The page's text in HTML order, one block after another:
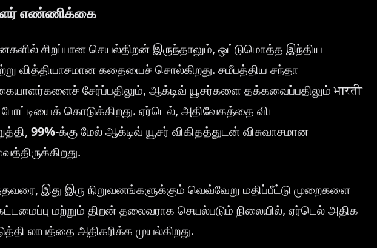
எண்ணிக்கை
சிறப்பான செயல்திறன் இருந்தாலும், ஒட்டுமொத்த இந்திய
வித்தியாசமான கதையைச் சொல்கிறது. சமீபத்திய சந்தா
சேர்ப்பதிலும், ஆக்டிவ் யூசர்களை தக்கவைப்பதிலும் भारती
போட்டியைக் கொடுக்கிறது. ஏர்டெல், அதிவேகத்தை விட
99%-க்கு மேல் ஆக்டிவ் யூசர் விகிதத்துடன் விசுவாசமான
இது இரு நிறுவனங்களுக்கும் வெவ்வேறு மதிப்பீட்டு முறைகளை
மற்றும் திறன் தலைவராக செயல்படும் நிலையில், ஏர்டெல் அதிக
லாபத்தை அதிகரிக்க முயல்கிறது.